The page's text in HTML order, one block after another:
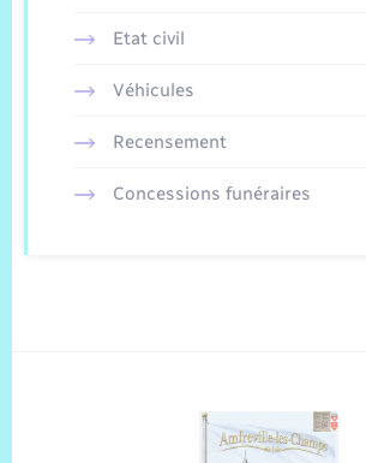
Etat civil
Véhicules
Recensement
Concessions funéraires